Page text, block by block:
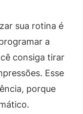
sua rotina é
a
consiga tirar
Esse
porque